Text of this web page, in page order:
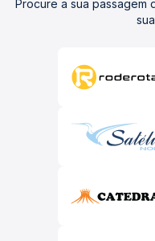
Procure a sua passagem